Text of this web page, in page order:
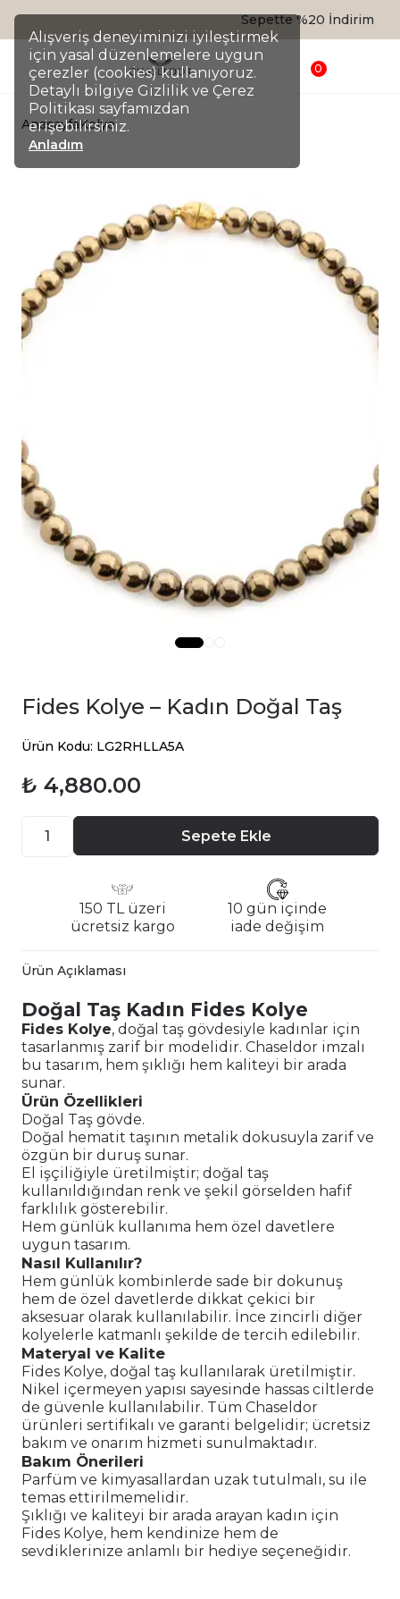
Alışveriş deneyiminizi iyileştirmek
için yasal düzenlemelere uygun
çerezler (cookies) kullanıyoruz.
Detaylı bilgiye Gizlilik ve Çerez
Politikası sayfamızdan
erişebilirsiniz.
Anladım
Sepette %20 İndirim
0
AnasayfaKolye
Fides Kolye – Kadın Doğal Taş
Ürün Kodu: LG2RHLLA5A
₺ 4,880.00
Sepete Ekle
150 TL üzeri
ücretsiz kargo
10 gün içinde
iade değişim
Ürün Açıklaması
Doğal Taş Kadın Fides Kolye
Fides Kolye, doğal taş gövdesiyle kadınlar için
tasarlanmış zarif bir modelidir. Chaseldor imzalı
bu tasarım, hem şıklığı hem kaliteyi bir arada
sunar.
Ürün Özellikleri
Doğal Taş gövde.
Doğal hematit taşının metalik dokusuyla zarif ve
özgün bir duruş sunar.
El işçiliğiyle üretilmiştir; doğal taş
kullanıldığından renk ve şekil görselden hafif
farklılık gösterebilir.
Hem günlük kullanıma hem özel davetlere
uygun tasarım.
Nasıl Kullanılır?
Hem günlük kombinlerde sade bir dokunuş
hem de özel davetlerde dikkat çekici bir
aksesuar olarak kullanılabilir. İnce zincirli diğer
kolyelerle katmanlı şekilde de tercih edilebilir.
Materyal ve Kalite
Fides Kolye, doğal taş kullanılarak üretilmiştir.
Nikel içermeyen yapısı sayesinde hassas ciltlerde
de güvenle kullanılabilir. Tüm Chaseldor
ürünleri sertifikalı ve garanti belgelidir; ücretsiz
bakım ve onarım hizmeti sunulmaktadır.
Bakım Önerileri
Parfüm ve kimyasallardan uzak tutulmalı, su ile
temas ettirilmemelidir.
Şıklığı ve kaliteyi bir arada arayan kadın için
Fides Kolye, hem kendinize hem de
sevdiklerinize anlamlı bir hediye seçeneğidir.